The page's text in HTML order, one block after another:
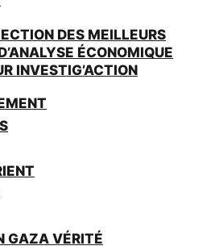
DES MEILLEURS
ÉCONOMIQUE
INVESTIG’ACTION
GAZA VÉRITÉ